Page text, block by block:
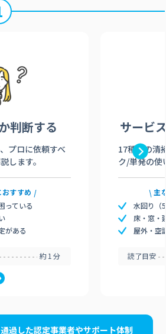
判断する
プロに依頼すべ
します。
すすめ
っている
がある
約1分
サービ
17種類の清
ク/単発の使
主
水回り（
床・窓・
屋外・空
読了目安
過した認定事業者やサポート体制